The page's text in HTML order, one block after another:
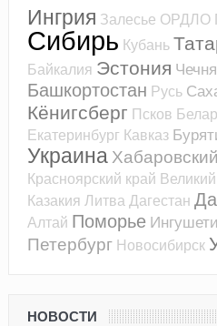
Ингрия Залесье ОРДЛО
Сибирь Кубань
Байкалия Эстония Чечня
Башкортостан Русь
Кёнигсберг Псков
Екатеринбург Кавказ
Украина
Красноярский край
Казакия ЛитваДагестан
Алтай Поморье
Петербург Новосибирск
НОВОСТИ